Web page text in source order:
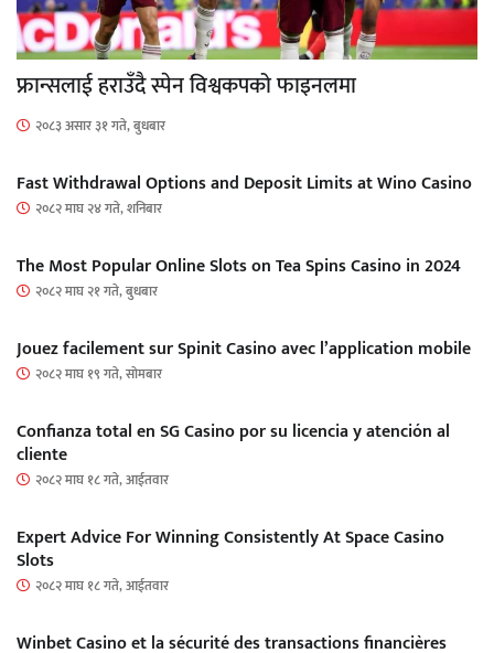
फ्रान्सलाई हराउँदै स्पेन विश्वकपको फाइनलमा
२०८३ असार ३१ गते, बुधबार
Fast Withdrawal Options and Deposit Limits at Wino Casino
२०८२ माघ २४ गते, शनिबार
The Most Popular Online Slots on Tea Spins Casino in 2024
२०८२ माघ २१ गते, बुधबार
Jouez facilement sur Spinit Casino avec l’application mobile
२०८२ माघ १९ गते, सोमबार
Confianza total en SG Casino por su licencia y atención al
cliente
२०८२ माघ १८ गते, आईतवार
Expert Advice For Winning Consistently At Space Casino
Slots
२०८२ माघ १८ गते, आईतवार
Winbet Casino et la sécurité des transactions financières